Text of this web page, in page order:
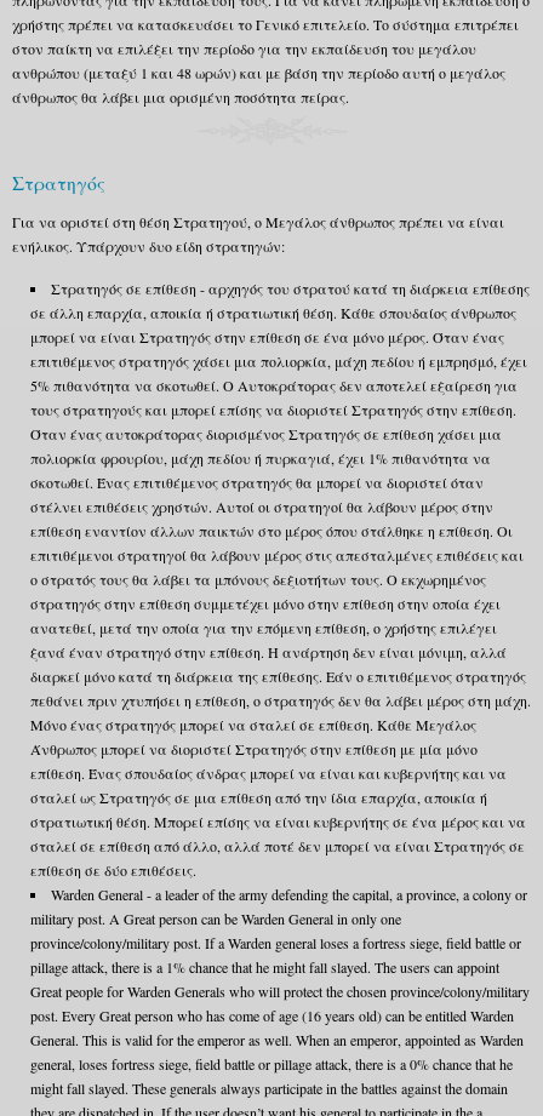
χρήστης πρέπει να κατασκευάσει το Γενικό επιτελείο. Το σύστημα επιτρέπει
στον παίκτη να επιλέξει την περίοδο για την εκπαίδευση του μεγάλου
ανθρώπου (μεταξύ 1 και 48 ωρών) και με βάση την περίοδο αυτή ο μεγάλος
άνθρωπος θα λάβει μια ορισμένη ποσότητα πείρας.
Στρατηγός
Για να οριστεί στη θέση Στρατηγού, ο Μεγάλος άνθρωπος πρέπει να είναι
ενήλικος. Υπάρχουν δυο είδη στρατηγών:
Στρατηγός σε επίθεση - αρχηγός του στρατού κατά τη διάρκεια επίθεσης
σε άλλη επαρχία, αποικία ή στρατιωτική θέση. Κάθε σπουδαίος άνθρωπος
μπορεί να είναι Στρατηγός στην επίθεση σε ένα μόνο μέρος. Όταν ένας
επιτιθέμενος στρατηγός χάσει μια πολιορκία, μάχη πεδίου ή εμπρησμό, έχει
5% πιθανότητα να σκοτωθεί. Ο Αυτοκράτορας δεν αποτελεί εξαίρεση για
τους στρατηγούς και μπορεί επίσης να διοριστεί Στρατηγός στην επίθεση.
Όταν ένας αυτοκράτορας διορισμένος Στρατηγός σε επίθεση χάσει μια
πολιορκία φρουρίου, μάχη πεδίου ή πυρκαγιά, έχει 1% πιθανότητα να
σκοτωθεί. Ένας επιτιθέμενος στρατηγός θα μπορεί να διοριστεί όταν
στέλνει επιθέσεις χρηστών. Αυτοί οι στρατηγοί θα λάβουν μέρος στην
επίθεση εναντίον άλλων παικτών στο μέρος όπου στάλθηκε η επίθεση. Οι
επιτιθέμενοι στρατηγοί θα λάβουν μέρος στις απεσταλμένες επιθέσεις και
ο στρατός τους θα λάβει τα μπόνους δεξιοτήτων τους. Ο εκχωρημένος
στρατηγός στην επίθεση συμμετέχει μόνο στην επίθεση στην οποία έχει
ανατεθεί, μετά την οποία για την επόμενη επίθεση, ο χρήστης επιλέγει
ξανά έναν στρατηγό στην επίθεση. Η ανάρτηση δεν είναι μόνιμη, αλλά
διαρκεί μόνο κατά τη διάρκεια της επίθεσης. Εάν ο επιτιθέμενος στρατηγός
πεθάνει πριν χτυπήσει η επίθεση, ο στρατηγός δεν θα λάβει μέρος στη μάχη.
Μόνο ένας στρατηγός μπορεί να σταλεί σε επίθεση. Κάθε Μεγάλος
Άνθρωπος μπορεί να διοριστεί Στρατηγός στην επίθεση με μία μόνο
επίθεση. Ένας σπουδαίος άνδρας μπορεί να είναι και κυβερνήτης και να
σταλεί ως Στρατηγός σε μια επίθεση από την ίδια επαρχία, αποικία ή
στρατιωτική θέση. Μπορεί επίσης να είναι κυβερνήτης σε ένα μέρος και να
σταλεί σε επίθεση από άλλο, αλλά ποτέ δεν μπορεί να είναι Στρατηγός σε
επίθεση σε δύο επιθέσεις.
Warden General - a leader of the army defending the capital, a province, a colony or
military post. A Great person can be Warden General in only one
province/colony/military post. If a Warden general loses a fortress siege, field battle or
pillage attack, there is a 1% chance that he might fall slayed. The users can appoint
Great people for Warden Generals who will protect the chosen province/colony/military
post. Every Great person who has come of age (16 years old) can be entitled Warden
General. This is valid for the emperor as well. When an emperor, appointed as Warden
general, loses fortress siege, field battle or pillage attack, there is a 0% chance that he
might fall slayed. These generals always participate in the battles against the domain